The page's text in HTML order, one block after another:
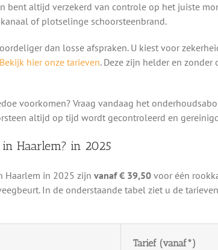
bent altijd verzekerd van controle op het juiste
of plotselinge schoorsteenbrand.
dan losse afspraken. U kiest voor
Bekijk hier onze tarieven. Deze zijn helder en
voorkomen? Vraag vandaag het
altijd op tijd wordt gecontroleerd en
Haarlem? in 2025
Haarlem in 2025 zijn vanaf € 39,50voor één
In de onderstaande tabel ziet u de
Tarief (vanaf*)